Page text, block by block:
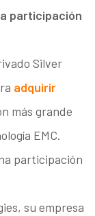
participación
Silver
adquirir
más grande
EMC.
participación
su empresa